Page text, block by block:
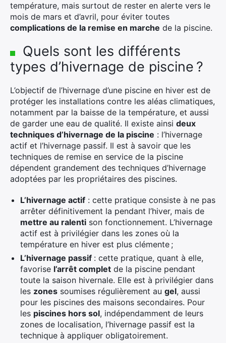
température, mais surtout de rester en alerte vers le
mois de mars et d’avril, pour éviter toutes
complications de la remise en marche de la piscine.
Quels sont les différents
types d’hivernage de piscine ?
L’objectif de l’hivernage d’une piscine en hiver est de
protéger les installations contre les aléas climatiques,
notamment par la baisse de la température, et aussi
de garder une eau de qualité. Il existe ainsi deux
techniques d’hivernage de la piscine : l’hivernage
actif et l’hivernage passif. Il est à savoir que les
techniques de remise en service de la piscine
dépendent grandement des techniques d’hivernage
adoptées par les propriétaires des piscines.
L’hivernage actif : cette pratique consiste à ne pas
arrêter définitivement la pendant l’hiver, mais de
mettre au ralenti son fonctionnement. L’hivernage
actif est à privilégier dans les zones où la
température en hiver est plus clémente ;
L’hivernage passif : cette pratique, quant à elle,
favorise l’arrêt complet de la piscine pendant
toute la saison hivernale. Elle est à privilégier dans
les zones soumises régulièrement au gel, aussi
pour les piscines des maisons secondaires. Pour
les piscines hors sol, indépendamment de leurs
zones de localisation, l’hivernage passif est la
technique à appliquer obligatoirement.